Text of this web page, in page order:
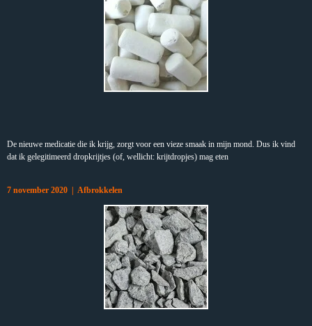
De nieuwe medicatie die ik krijg, zorgt voor een vieze smaak in mijn mond. Dus ik vind
dat ik gelegitimeerd dropkrijtjes (of, wellicht: krijtdropjes) mag eten
7 november 2020 | Afbrokkelen